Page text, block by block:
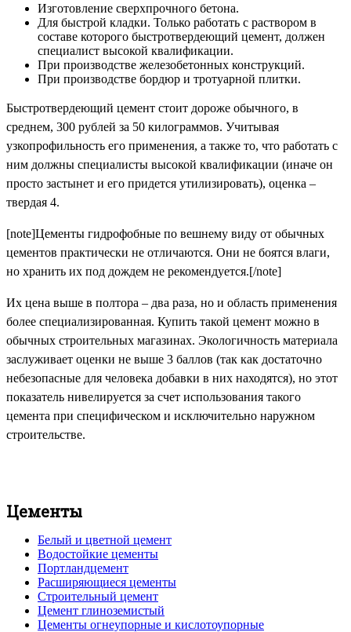
Изготовление сверхпрочного бетона.
Для быстрой кладки. Только работать с раствором в
составе которого быстротвердеющий цемент, должен
специалист высокой квалификации.
При производстве железобетонных конструкций.
При производстве бордюр и тротуарной плитки.
Быстротвердеющий цемент стоит дороже обычного, в
среднем, 300 рублей за 50 килограммов. Учитывая
узкопрофильность его применения, а также то, что работать с
ним должны специалисты высокой квалификации (иначе он
просто застынет и его придется утилизировать), оценка –
твердая 4.
[note]Цементы гидрофобные по вешнему виду от обычных
цементов практически не отличаются. Они не боятся влаги,
но хранить их под дождем не рекомендуется.[/note]
Их цена выше в полтора – два раза, но и область применения
более специализированная. Купить такой цемент можно в
обычных строительных магазинах. Экологичность материала
заслуживает оценки не выше 3 баллов (так как достаточно
небезопасные для человека добавки в них находятся), но этот
показатель нивелируется за счет использования такого
цемента при специфическом и исключительно наружном
строительстве.
Цементы
Белый и цветной цемент
Водостойкие цементы
Портландцемент
Расширяющиеся цементы
Строительный цемент
Цемент глиноземистый
Цементы огнеупорные и кислотоупорные